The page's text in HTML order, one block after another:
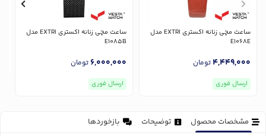
ساعت مچی زنانه اکستری EXTRI مدل
E1068E
4,449,000تومان
ارسال فوری
ساعت مچی زنانه اکستری EXTRI مدل
E1085B
6,000,000 تومان
ارسال فوری
مشخصات محصول توضیحات بازخوردها